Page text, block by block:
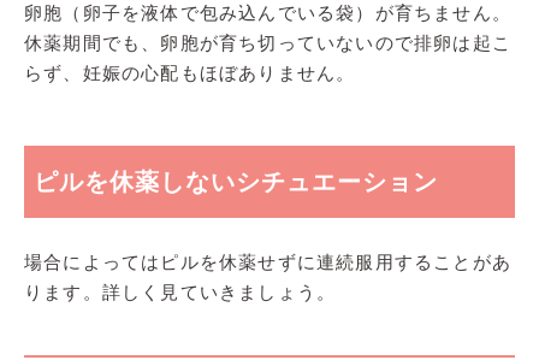
卵胞（卵子を液体で包み込んでいる袋）が育ちません。
休薬期間でも、卵胞が育ち切っていないので排卵は起こ
らず、妊娠の心配もほぼありません。
ピルを休薬しないシチュエーション
場合によってはピルを休薬せずに連続服用することがあ
ります。詳しく見ていきましょう。